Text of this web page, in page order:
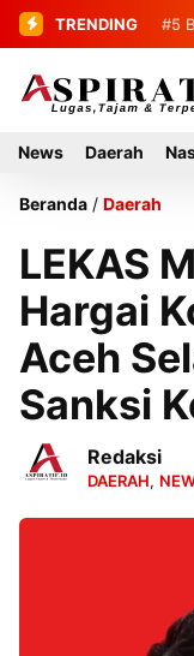
TRENDING #5
News Daerah
Beranda / Daerah
LEKAS
Hargai
Aceh
Sanksi
Redaksi
DAERAH,